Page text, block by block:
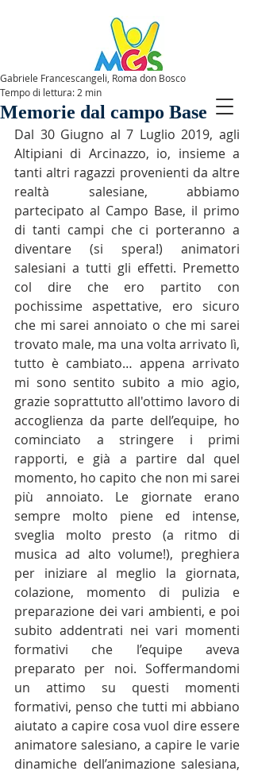
SPAZIOMGS
Memorie dal campo Base
Gabriele Francescangeli, Roma don Bosco
Tempo di lettura: 2 min
Dal 30 Giugno al 7 Luglio 2019, agli
Altipiani di Arcinazzo, io, insieme a
tanti altri ragazzi provenienti da altre
realtà salesiane, abbiamo
partecipato al Campo Base, il primo
di tanti campi che ci porteranno a
diventare (si spera!) animatori
salesiani a tutti gli effetti. Premetto
col dire che ero partito con
pochissime aspettative, ero sicuro
che mi sarei annoiato o che mi sarei
trovato male, ma una volta arrivato lì,
tutto è cambiato… appena arrivato
mi sono sentito subito a mio agio,
grazie soprattutto all'ottimo lavoro di
accoglienza da parte dell’equipe, ho
cominciato a stringere i primi
rapporti, e già a partire dal quel
momento, ho capito che non mi sarei
più annoiato. Le giornate erano
sempre molto piene ed intense,
sveglia molto presto (a ritmo di
musica ad alto volume!), preghiera
per iniziare al meglio la giornata,
colazione, momento di pulizia e
preparazione dei vari ambienti, e poi
subito addentrati nei vari momenti
formativi che l’equipe aveva
preparato per noi. Soffermandomi
un attimo su questi momenti
formativi, penso che tutti mi abbiano
aiutato a capire cosa vuol dire essere
animatore salesiano, a capire le varie
dinamiche dell’animazione salesiana,